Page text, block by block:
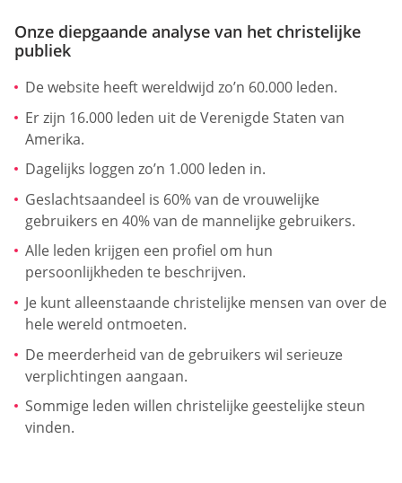
Onze diepgaande analyse van het christelijke
publiek
De website heeft wereldwijd zo’n 60.000 leden.
Er zijn 16.000 leden uit de Verenigde Staten van
Amerika.
Dagelijks loggen zo’n 1.000 leden in.
Geslachtsaandeel is 60% van de vrouwelijke
gebruikers en 40% van de mannelijke gebruikers.
Alle leden krijgen een profiel om hun
persoonlijkheden te beschrijven.
Je kunt alleenstaande christelijke mensen van over de
hele wereld ontmoeten.
De meerderheid van de gebruikers wil serieuze
verplichtingen aangaan.
Sommige leden willen christelijke geestelijke steun
vinden.